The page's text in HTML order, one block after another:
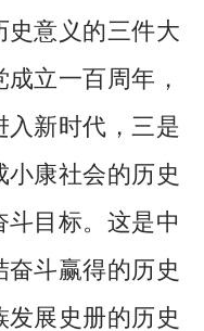
意义的三件大
立一百周年，
新时代，三是
康社会的历史
目标。这是中
斗赢得的历史
展史册的历史